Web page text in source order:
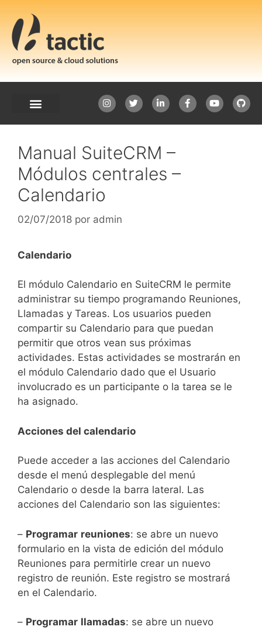
Manual SuiteCRM –
Módulos centrales –
Calendario
02/07/2018 por admin
Calendario
El módulo Calendario en SuiteCRM le permite
administrar su tiempo programando Reuniones,
Llamadas y Tareas. Los usuarios pueden
compartir su Calendario para que puedan
permitir que otros vean sus próximas
actividades. Estas actividades se mostrarán en
el módulo Calendario dado que el Usuario
involucrado es un participante o la tarea se le
ha asignado.
Acciones del calendario
Puede acceder a las acciones del Calendario
desde el menú desplegable del menú
Calendario o desde la barra lateral. Las
acciones del Calendario son las siguientes:
– Programar reuniones: se abre un nuevo
formulario en la vista de edición del módulo
Reuniones para permitirle crear un nuevo
registro de reunión. Este registro se mostrará
en el Calendario.
– Programar llamadas: se abre un nuevo